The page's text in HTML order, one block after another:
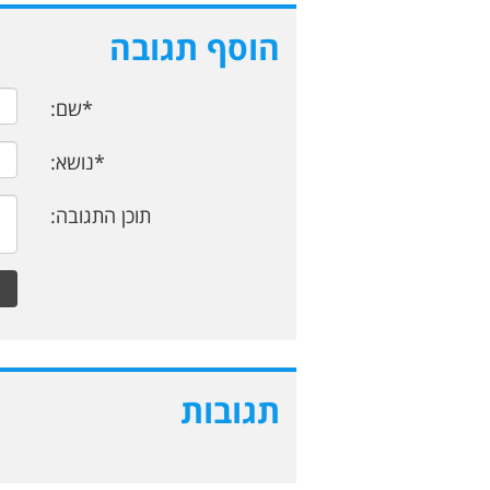
הוסף תגובה
*שם:
*נושא:
תוכן התגובה:
תגובות